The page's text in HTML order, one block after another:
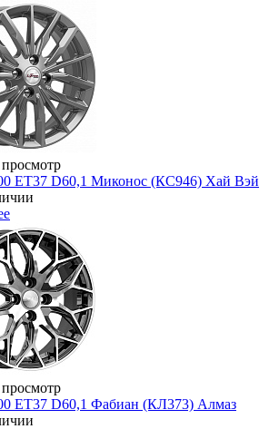
ET37 D60,1 Миконос (КС946) Хай Вэй
ET37 D60,1 Фабиан (КЛ373) Алмаз